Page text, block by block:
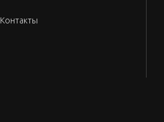
Контакты